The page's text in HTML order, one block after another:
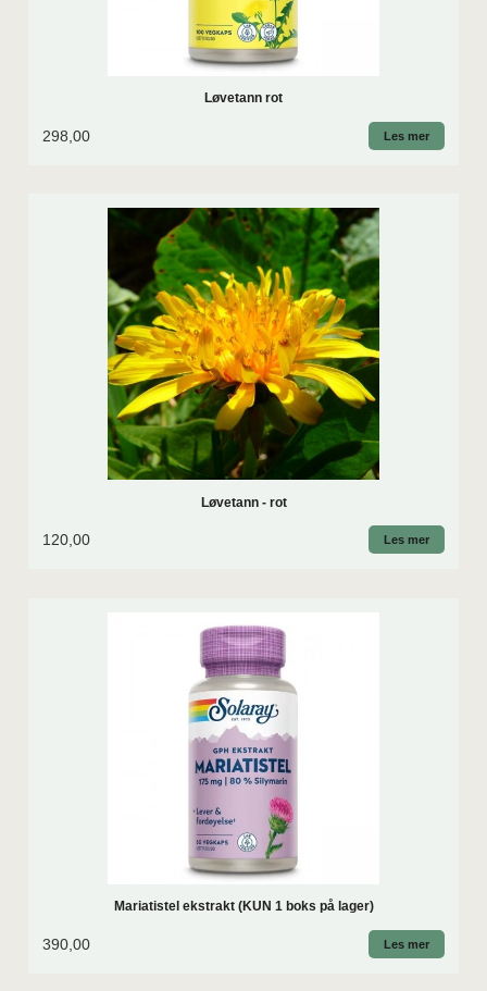
Løvetann rot
298,00 Les mer
Løvetann - rot
120,00 Les mer
Mariatistel ekstrakt (KUN 1 boks på lager)
390,00 Les mer